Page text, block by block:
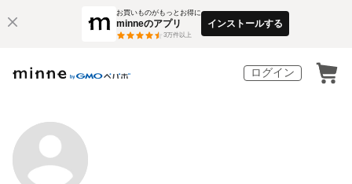
お買いものがもっとお得に
minneのアプリ
3万件以上
インストールする
ログイン